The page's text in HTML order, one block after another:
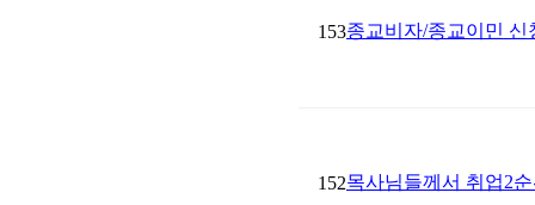
153종교비자/종교이민 신
152목사님들께서 취업2